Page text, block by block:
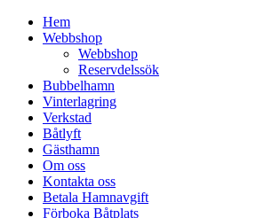
Hem
Webbshop
Webbshop
Reservdelssök
Bubbelhamn
Vinterlagring
Verkstad
Båtlyft
Gästhamn
Om oss
Kontakta oss
Betala Hamnavgift
Förboka Båtplats